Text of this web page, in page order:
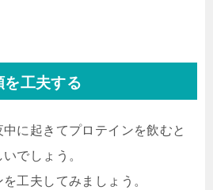
を工夫する
中に起きてプロテインを飲むと
でしょう。
工夫してみましょう。